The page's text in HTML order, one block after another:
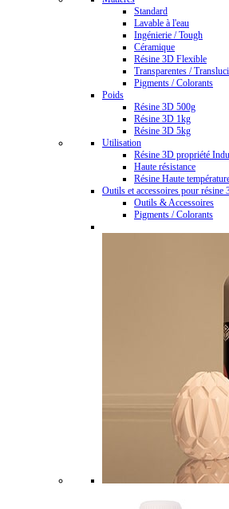
Standard
Lavable à l'eau
Ingénierie / Tough
Céramique
Résine 3D Flexible
Transparentes /
Pigments / Colorants
Poids
Résine 3D 500g
Résine 3D 1kg
Résine 3D 5kg
Utilisation
Résine 3D propriété
Haute résistance
Résine Haute
Outils et accessoires pour résine
Outils & Accessoires
Pigments / Colorants